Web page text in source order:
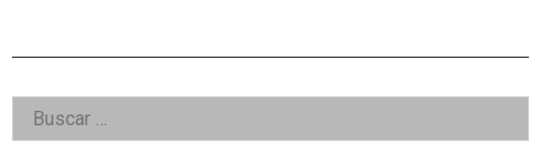
Right
Asides
Buscar: